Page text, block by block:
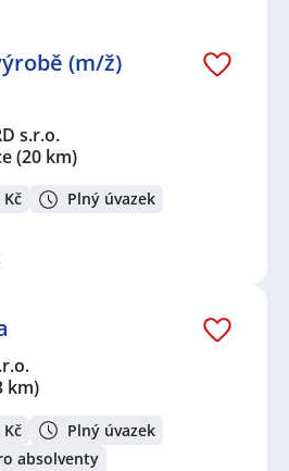
(m/ž)
s.r.o.
(20 km)
Kč Plný úvazek
km)
Kč
Plný úvazek
absolventy